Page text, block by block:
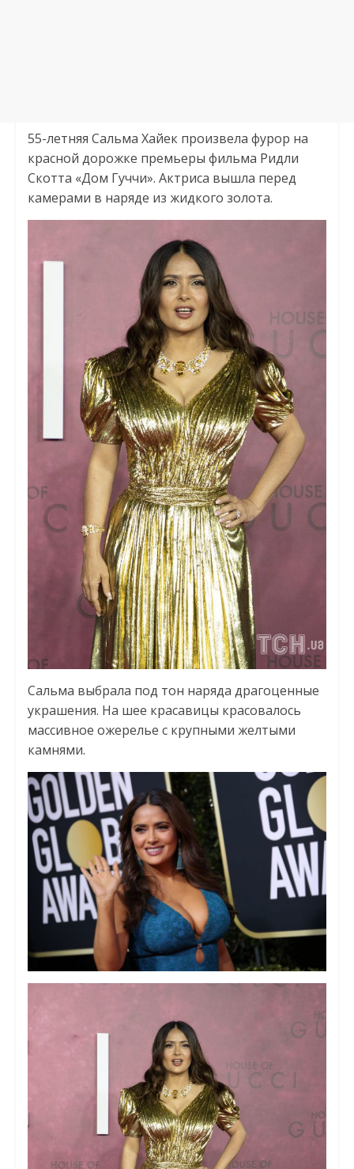
55-летняя Сальма Хайек произвела фурор на
красной дорожке премьеры фильма Ридли
Скотта «Дом Гуччи». Актриса вышла перед
камерами в наряде из жидкого золота.
Сальма выбрала под тон наряда драгоценные
украшения. На шее красавицы красовалось
массивное ожерелье с крупными желтыми
камнями.